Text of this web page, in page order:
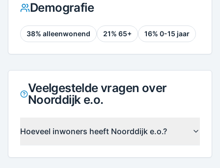
Demografie
38% alleenwonend 21% 65+ 16% 0-15 jaar
Veelgestelde vragen over
Noorddijk e.o.
Hoeveel inwoners heeft Noorddijk e.o.?